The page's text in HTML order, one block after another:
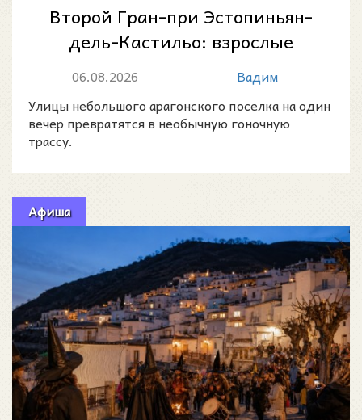
Второй Гран-при Эстопиньян-
дель-Кастильо: взрослые
устроят скоростной спуск на
детских маш...
06.08.2026
Вадим
Улицы небольшого арагонского поселка на один
вечер превратятся в необычную гоночную
трассу.
Афиша